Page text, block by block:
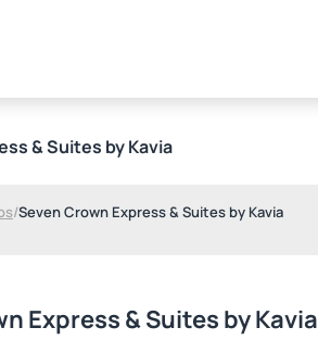
& Suites by Kavia
/Seven Crown Express & Suites by Kavia
Express & Suites by Kavia